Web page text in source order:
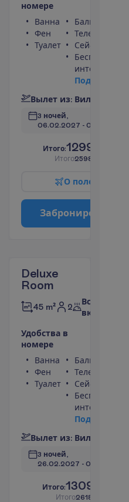
номере
Ванна
Фен
Туалет
Балкон
Телефон
Сейф
Беспроводной
интернет
Под
Вылет из: Вил
3 ночей,
06.02.2027 - 09.02.2027
Итого:1299.00
Итого2598.00
О поле
Заброниро
Deluxe
Room
45 m² 2
Все
включено
Удобства в
номере
Ванна
Фен
Туалет
Балкон
Телефон
Сейф
Беспроводной
интернет
Под
Вылет из: Вил
3 ночей,
26.02.2027 - 01.03.2027
Итого:1309.00
Итого2618.00